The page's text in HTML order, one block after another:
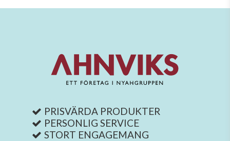
PRISVÄRDA PRODUKTER
PERSONLIG SERVICE
STORT ENGAGEMANG